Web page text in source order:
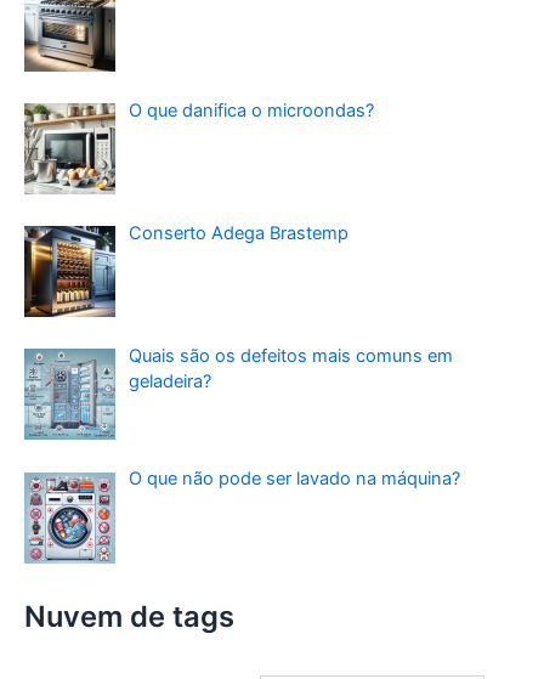
O que danifica o microondas?
Conserto Adega Brastemp
Quais são os defeitos mais comuns em
geladeira?
O que não pode ser lavado na máquina?
Nuvem de tags